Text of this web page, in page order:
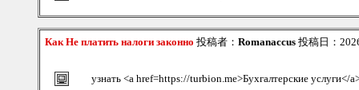
Как Не платить налоги законно 投稿者： Romanaccus 投稿日：
узнать <a href=https://turbion.me>Бухгалтерские услуги</